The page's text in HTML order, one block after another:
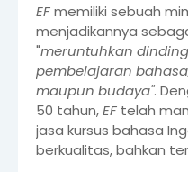
EFmemiliki sebuah
menjadikannya
"meruntuhkan
pembelajaran
maupun budaya".
50 tahun,EF telah
jasa kursus bahasa
berkualitas, bahkan